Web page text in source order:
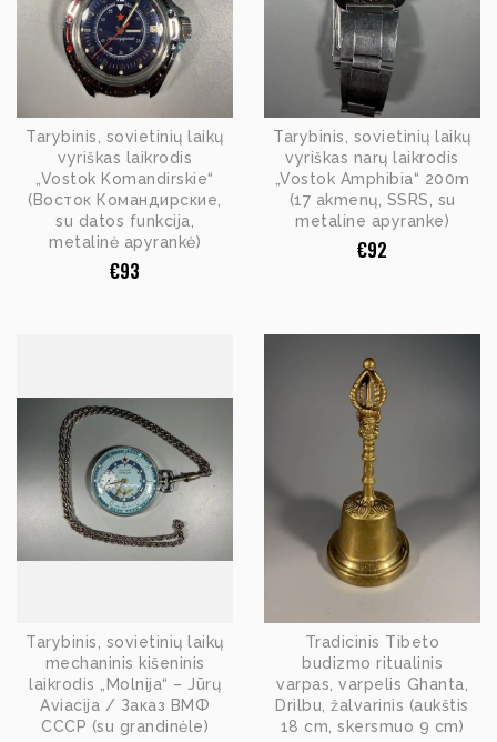
Tarybinis, sovietinių laikų
vyriškas laikrodis
„Vostok Komandirskie“
(Восток Командирские,
su datos funkcija,
metalinė apyrankė)
€93
Tarybinis, sovietinių laikų
vyriškas narų laikrodis
„Vostok Amphibia“ 200m
(17 akmenų, SSRS, su
metaline apyranke)
€92
Tarybinis, sovietinių laikų
mechaninis kišeninis
laikrodis „Molnija“ – Jūrų
Aviacija / Заказ ВМФ
СССР (su grandinėle)
Tradicinis Tibeto
budizmo ritualinis
varpas, varpelis Ghanta,
Drilbu, žalvarinis (aukštis
18 cm, skersmuo 9 cm)